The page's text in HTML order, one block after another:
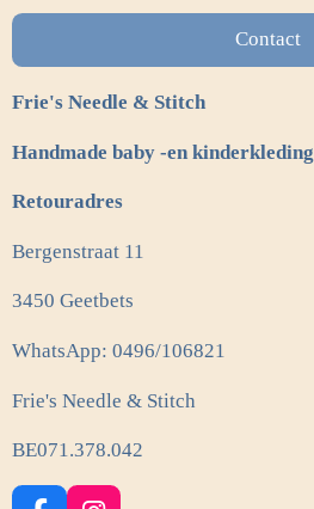
Contact
Frie's Needle & Stitch
Handmade baby -en kinderkleding
Retouradres
Bergenstraat 11
3450 Geetbets
WhatsApp: 0496/106821
Frie's Needle & Stitch
BE071.378.042